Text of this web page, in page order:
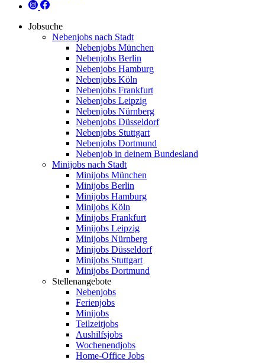
Jobsuche
Nebenjobs nach Stadt
Nebenjobs München
Nebenjobs Berlin
Nebenjobs Hamburg
Nebenjobs Köln
Nebenjobs Frankfurt
Nebenjobs Leipzig
Nebenjobs Nürnberg
Nebenjobs Düsseldorf
Nebenjobs Stuttgart
Nebenjobs Dortmund
Nebenjob in deinem Bundesland
Minijobs nach Stadt
Minijobs München
Minijobs Berlin
Minijobs Hamburg
Minijobs Köln
Minijobs Frankfurt
Minijobs Leipzig
Minijobs Nürnberg
Minijobs Düsseldorf
Minijobs Stuttgart
Minijobs Dortmund
Stellenangebote
Nebenjobs
Ferienjobs
Minijobs
Teilzeitjobs
Aushilfsjobs
Wochenendjobs
Home-Office Jobs